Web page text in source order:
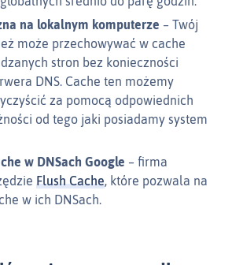
na lokalnym komputerze – Twój
może przechowywać w cache
stron bez konieczności
DNS. Cache ten możemy
za pomocą odpowiednich
od tego jaki posiadamy system
w DNSach Google – firma
Flush Cache, które pozwala na
w ich DNSach.